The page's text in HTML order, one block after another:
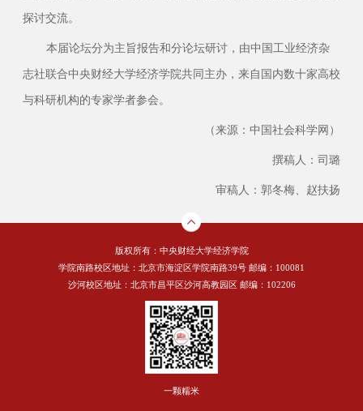
探讨交流。
本届论坛分为主旨报告和分论坛研讨，由中国工业经济杂
志社联合中央财经大学经济学院共同主办，来自国内数十家高校
与科研机构的专家学者参会。
（来源：中国社会科学网）
撰稿人：司璐
审稿人：郭冬梅、赵扶扬
版权所有：中央财经大学经济学院
学院南路校区地址：北京市海淀区学院南路39号 邮编：100081
沙河校区地址：北京市昌平区沙河高教园区 邮编：102206
一颗糯米